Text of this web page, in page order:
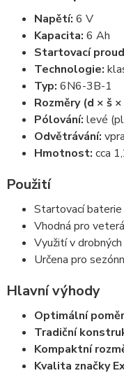
Napětí: 6 V
Kapacita: 6 Ah
Startovací
Technologie:
Typ: 6N6-3B-1
Rozměry (d × š ×
Pólování: levé
Odvětrávání:
Hmotnost: cca
Použití
Startovací baterie
Vhodná pro
Využití v
Určena pro
Hlavní výhody
Optimální
Tradiční
Kompaktní
Kvalita značky